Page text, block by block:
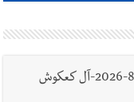
وفاة الحاجة رقية محمد حمودة -الدفن -6-8-2026-آل كعكوش